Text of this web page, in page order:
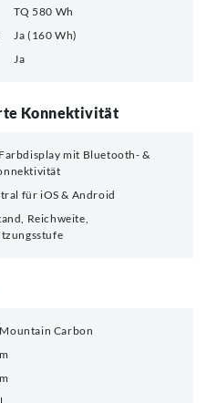
TQ 580 Wh
Ja (160 Wh)
Ja
Konnektivität
mit Bluetooth- &
für iOS & Android
Reichweite,
Carbon